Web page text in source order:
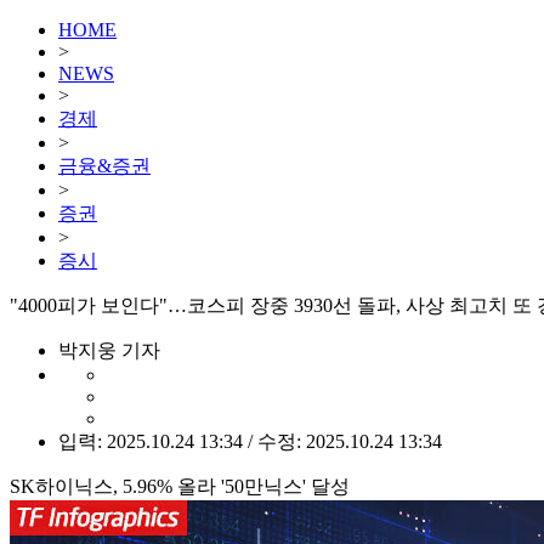
HOME
>
NEWS
>
경제
>
금융&증권
>
증권
>
증시
"4000피가 보인다"…코스피 장중 3930선 돌파, 사상 최고치 또
박지웅 기자
입력: 2025.10.24 13:34 / 수정: 2025.10.24 13:34
SK하이닉스, 5.96% 올라 '50만닉스' 달성